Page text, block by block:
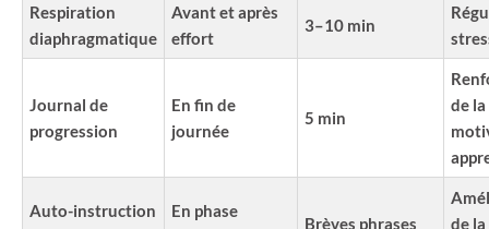
Respiration
diaphragmatique
Avant et après
effort
3–10 min
Journal de
progression
En fin de
journée
5 min
de la
Auto-instruction
En phase
Brèves phrases
de la